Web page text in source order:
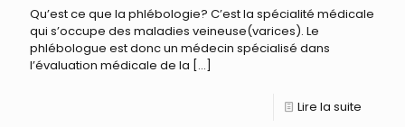
Qu’est ce que la phlébologie? C’est la spécialité médicale
qui s’occupe des maladies veineuse(varices). Le
phlébologue est donc un médecin spécialisé dans
l’évaluation médicale de la […]
Lire la suite